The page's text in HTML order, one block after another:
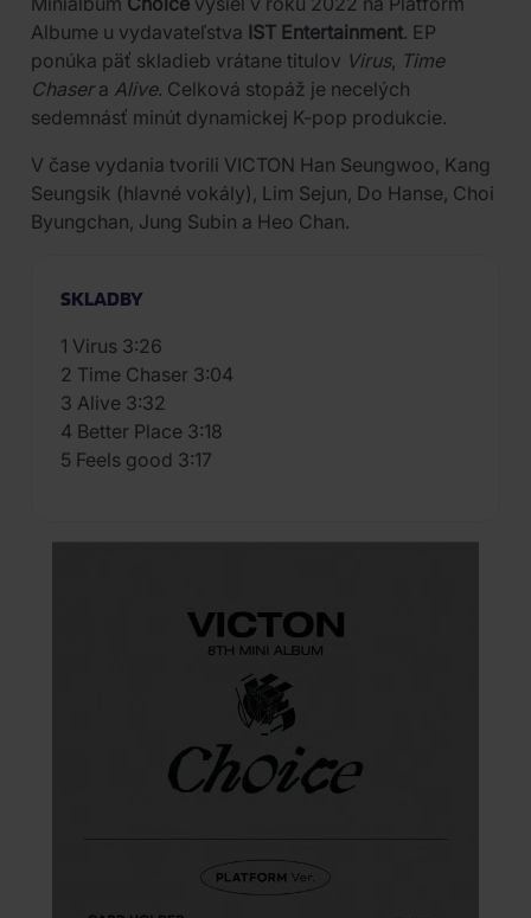
Albume u vydavateľstva IST Entertainment. EP
ponúka päť skladieb vrátane titulov Virus, Time
Chasera Alive. Celková stopáž je necelých
sedemnásť minút dynamickej K-pop produkcie.
V čase vydania tvorili VICTON Han Seungwoo, Kang
Seungsik (hlavné vokály), Lim Sejun, Do Hanse, Choi
Byungchan, Jung Subin a Heo Chan.
SKLADBY
1 Virus 3:26
2 Time Chaser 3:04
3 Alive 3:32
4 Better Place 3:18
5 Feels good 3:17